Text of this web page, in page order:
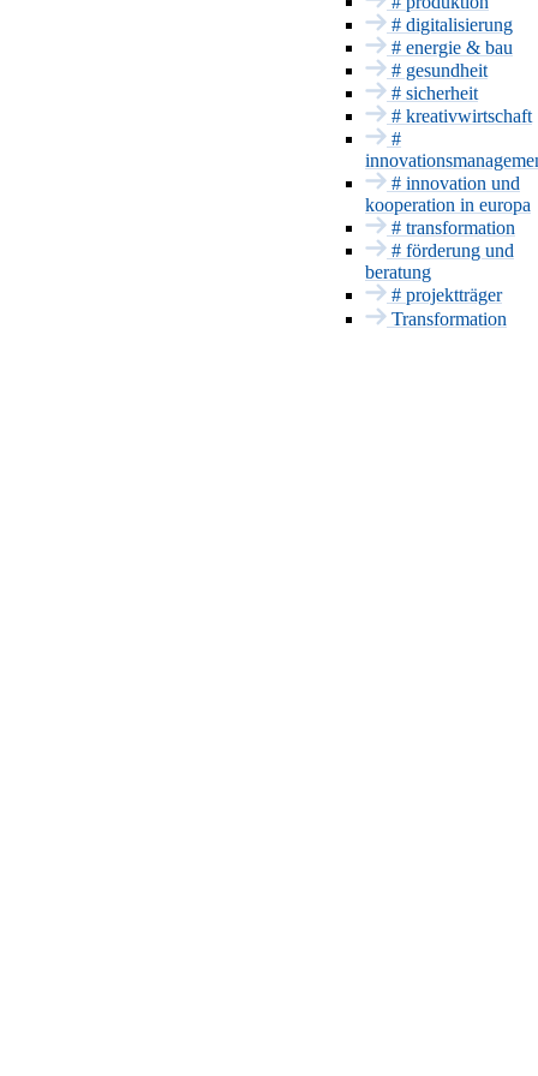
Energie & Bau
Gesundheit
Sicherheit
INNOVATIONSSERVICES
Förderung und
Beratung
Projektträger
Patente & CE
Europa und
International
Transformation
# digitalisierung
# energie & bau
# gesundheit
# sicherheit
# kreativwirtschaft
#
# innovation und
kooperation in europa
# transformation
# förderung und
beratung
# projektträger